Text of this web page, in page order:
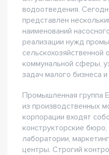
водоотведения.
представлен
наименований
реализации нужд
коммунальной сферы,
задач малого бизнеса
Промышленная группа
из производственных
корпорации входят
конструкторские
лаборатории,
центры. Строгий